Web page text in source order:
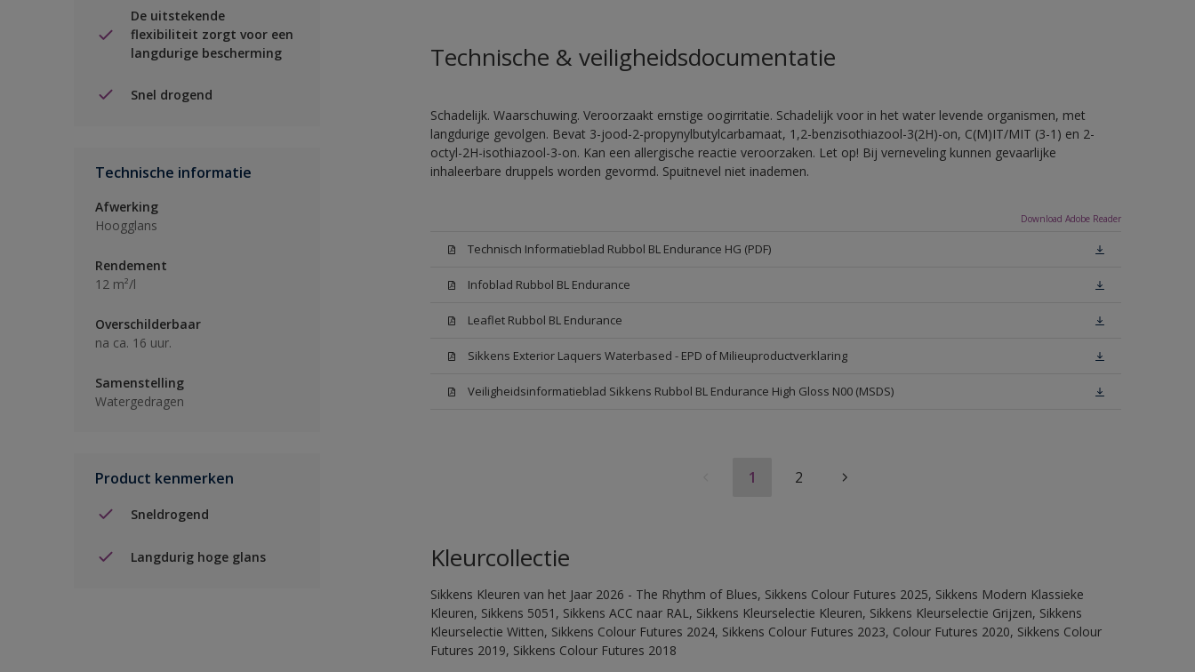
De uitstekende
flexibiliteit zorgt voor een
langdurige bescherming
Snel drogend
Technische informatie
Afwerking
Hoogglans
Rendement
12 m²/l
Overschilderbaar
na ca. 16 uur.
Samenstelling
Watergedragen
Product kenmerken
Sneldrogend
Langdurig hoge glans
Technische & veiligheidsdocumentatie
Schadelijk. Waarschuwing. Veroorzaakt ernstige oogirritatie. Schadelijk voor in het water levende organismen, met
langdurige gevolgen. Bevat 3-jood-2-propynylbutylcarbamaat, 1,2-benzisothiazool-3(2H)-on, C(M)IT/MIT (3-1) en 2-
octyl-2H-isothiazool-3-on. Kan een allergische reactie veroorzaken. Let op! Bij verneveling kunnen gevaarlijke
inhaleerbare druppels worden gevormd. Spuitnevel niet inademen.
Download Adobe Reader
Technisch Informatieblad Rubbol BL Endurance HG (PDF)
Infoblad Rubbol BL Endurance
Leaflet Rubbol BL Endurance
Sikkens Exterior Laquers Waterbased - EPD of Milieuproductverklaring
Veiligheidsinformatieblad Sikkens Rubbol BL Endurance High Gloss N00 (MSDS)
1 2
Kleurcollectie
Sikkens Kleuren van het Jaar 2026 - The Rhythm of Blues, Sikkens Colour Futures 2025, Sikkens Modern Klassieke
Kleuren, Sikkens 5051, Sikkens ACC naar RAL, Sikkens Kleurselectie Kleuren, Sikkens Kleurselectie Grijzen, Sikkens
Kleurselectie Witten, Sikkens Colour Futures 2024, Sikkens Colour Futures 2023, Colour Futures 2020, Sikkens Colour
Futures 2019, Sikkens Colour Futures 2018